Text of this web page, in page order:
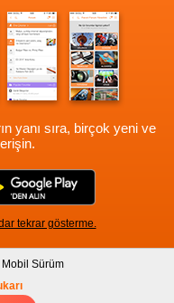
yanı sıra, birçok yeni ve
tekrar gösterme.
Mobil Sürüm